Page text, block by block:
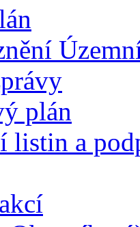
plán
listin a